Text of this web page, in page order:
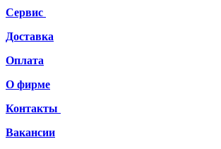
Сервис
Доставка
Оплата
О фирме
Контакты
Вакансии